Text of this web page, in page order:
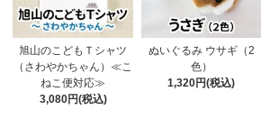
旭山のこどもＴシャツ
（さわやかちゃん）≪こ
ねこ便対応≫
3,080円(税込)
ぬいぐるみ ウサギ（2
色）
1,320円(税込)